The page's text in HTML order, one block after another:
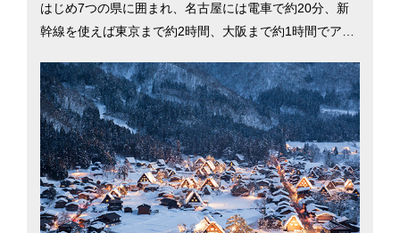
はじめ7つの県に囲まれ、名古屋には電車で約20分、新
幹線を使えば東京まで約2時間、大阪まで約1時間でアク
の高さや失業率の低さは全国トップクラス。都市部は電
車やバスの数が多く、車を使う機会が減ったという移住
者も。また、長良川や各地につくられた大型公園など、
子どもがのびのび遊べる環境は子育て世帯からの人気を
集めています。そんな岐阜県の移住に役立つ情報を、岐
阜市と大垣市を中心に紹介します